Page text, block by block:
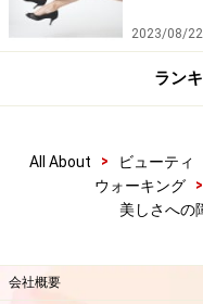
2023/08/22
ラン
All About > ビューティ
ウォーキング
>
美しさへの
会社概要